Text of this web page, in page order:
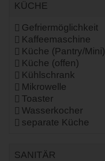
KÜCHE
Gefriermöglichkeit
Kaffeemaschine
Küche (Pantry/Mini)
Küche (offen)
Kühlschrank
Mikrowelle
Toaster
Wasserkocher
separate Küche
SANITÄR